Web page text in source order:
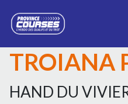
TROIANA
HAND DU